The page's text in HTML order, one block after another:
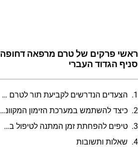
ראשי פרקים של טרם מרפאה דחופה
סניף הגדוד העברי
הצעדים הנדרשים לקביעת תור לטרם מרפאה דחופה בסניף הגדוד העברי
כיצד להשתמש במערכת הזימון המקוונת של טרם סניף הגדוד העברי כדי לקבוע תור
טיפים להפחתת זמן המתנה לטיפול בסניף הגדוד העברי של טרם לאחר קביעת תור מראש
שאלות ותשובות